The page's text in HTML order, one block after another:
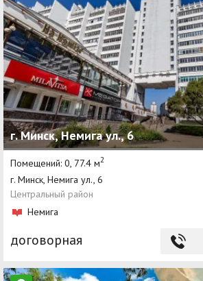
г. Минск, Немига ул., 6
Помещений: 0, 77.4 м2
г. Минск, Немига ул., 6
Центральный район
Немига
договорная